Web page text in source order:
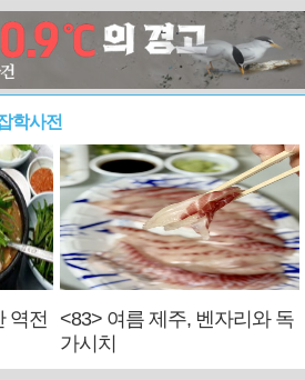
학사전
역전
<83> 여름 제주, 벤자리와 독
가시치